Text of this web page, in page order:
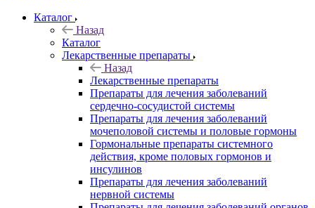
Каталог
Назад
Каталог
Лекарственные препараты
Назад
Лекарственные препараты
Препараты для лечения заболеваний
сердечно-сосудистой системы
Препараты для лечения заболеваний
мочеполовой системы и половые гормоны
Гормональные препараты системного
действия, кроме половых гормонов и
инсулинов
Препараты для лечения заболеваний
нервной системы